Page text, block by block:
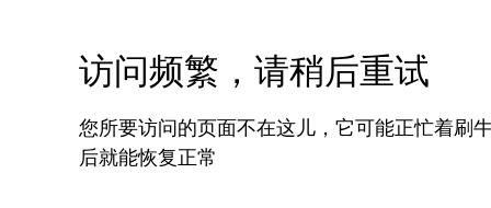
访问频繁，请稍后重试
您所要访问的页面不在这儿，它可能正忙着刷
后就能恢复正常